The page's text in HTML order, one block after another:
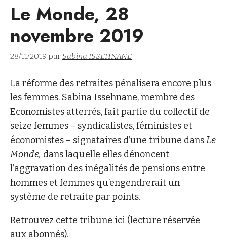
Le Monde, 28
novembre 2019
28/11/2019 parSabina ISSEHNANE
La réforme des retraites pénalisera encore plus
les femmes. Sabina Issehnane, membre des
Economistes atterrés, fait partie du collectif de
seize femmes – syndicalistes, féministes et
économistes – signataires d’une tribune dansLe
Monde, dans laquelle elles dénoncent
l’aggravation des inégalités de pensions entre
hommes et femmes qu’engendrerait un
système de retraite par points.
Retrouvez cette tribune ici (lecture réservée
aux abonnés).